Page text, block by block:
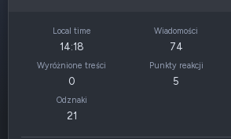
Local time
14:18
Wiadomości
74
Wyróżnione treści
0
Punkty reakcji
5
Odznaki
21